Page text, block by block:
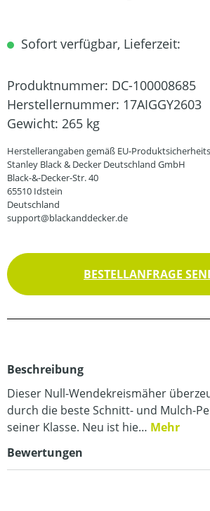
Sofort verfügbar, Lieferzeit:
Produktnummer: DC-100008685
Herstellernummer: 17AIGGY2603
Gewicht: 265 kg
Herstellerangaben gemäß EU-
Stanley Black & Decker Deutschland GmbH
Black-&-Decker-Str. 40
65510 Idstein
Deutschland
support@blackanddecker.de
BESTELLANFRAGE
Beschreibung
Dieser Null-Wendekreismäher
durch die beste Schnitt- und Mulch-
seiner Klasse. Neu ist hie… Mehr
Bewertungen